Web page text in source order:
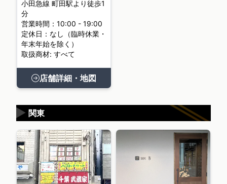
小田急線 町田駅より徒歩1
分
営業時間：10:00 - 19:00
定休日：なし（臨時休業・
年末年始を除く）
取扱商材: すべて
店舗詳細・地図
関東
▶